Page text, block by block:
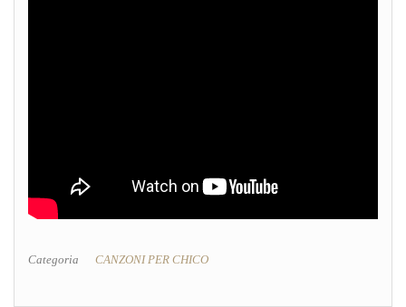
Categoria CANZONI PER CHICO